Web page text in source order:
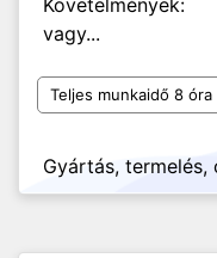
vagy...
Teljes munkaidő 8 óra
Gyártás, termelés,